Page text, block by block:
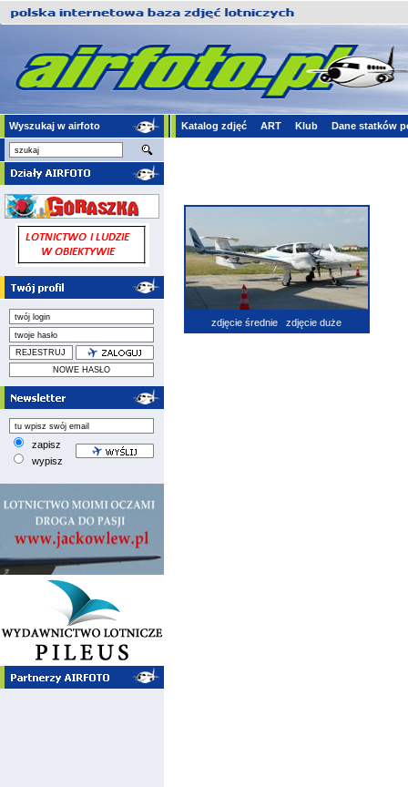
Wyszukaj w airfoto Katalog zdjęć ART Klub Dane statków
zapisz
wypisz
zdjęcie średnie zdjęcie duże